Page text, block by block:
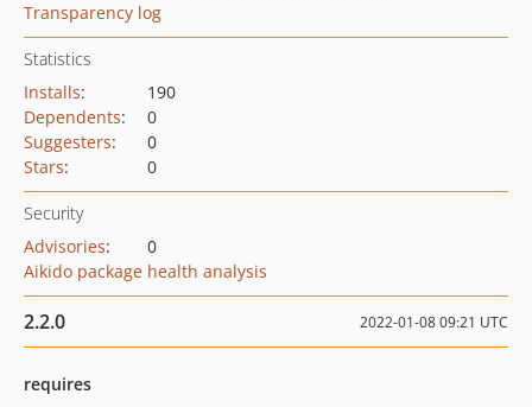
Transparency log
Statistics
Installs:
190
Dependents:
0
Suggesters:
0
Stars: 0
Security
Advisories:
0
Aikido package health analysis
2.2.0 2022-01-08 09:21 UTC
requires